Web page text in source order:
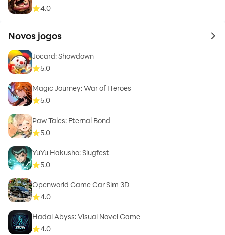
4.0
Novos jogos to
Jocard: Showdown
5.0
Magic Journey: War of Heroes
5.0
Paw Tales: Eternal Bond
5.0
YuYu Hakusho: Slugfest
5.0
Openworld Game Car Sim 3D
4.0
Hadal Abyss: Visual Novel Game
4.0